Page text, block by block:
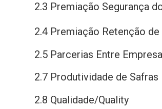
2.3 Premiação Segurança
2.4 Premiação Retenção de
2.5 Parcerias Entre
2.7 Produtividade de Safras
2.8 Qualidade/Quality